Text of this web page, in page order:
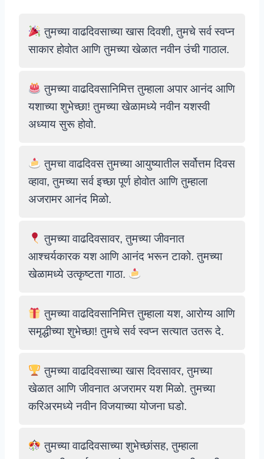
तुमच्या वाढदिवसाच्या खास दिवशी, तुमचे सर्व स्वप्न
साकार होवोत आणि तुमच्या खेळात नवीन उंची गाठाल.
तुमच्या वाढदिवसानिमित्त तुम्हाला अपार आनंद आणि
यशाच्या शुभेच्छा! तुमच्या खेळामध्ये नवीन यशस्वी
अध्याय सुरू होवो.
तुमचा वाढदिवस तुमच्या आयुष्यातील सर्वोत्तम दिवस
व्हावा, तुमच्या सर्व इच्छा पूर्ण होवोत आणि तुम्हाला
अजरामर आनंद मिळो.
तुमच्या वाढदिवसावर, तुमच्या जीवनात
आश्चर्यकारक यश आणि आनंद भरून टाको. तुमच्या
खेळामध्ये उत्कृष्टता गाठा.
तुमच्या वाढदिवसानिमित्त तुम्हाला यश, आरोग्य आणि
समृद्धीच्या शुभेच्छा! तुमचे सर्व स्वप्न सत्यात उतरू दे.
तुमच्या वाढदिवसाच्या खास दिवसावर, तुमच्या
खेळात आणि जीवनात अजरामर यश मिळो. तुमच्या
करिअरमध्ये नवीन विजयाच्या योजना घडो.
तुमच्या वाढदिवसाच्या शुभेच्छांसह, तुम्हाला